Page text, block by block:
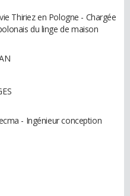
Thiriez en Pologne - Chargée
du linge de maison
- Ingénieur conception